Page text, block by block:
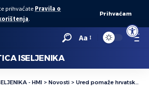
Open
prihvaćate Pravila o
.
Prihvaćam
Aa
ISELJENIKA
- HMI > Novosti > Ured pomaže hrvatskoj zajednici u Boliviji